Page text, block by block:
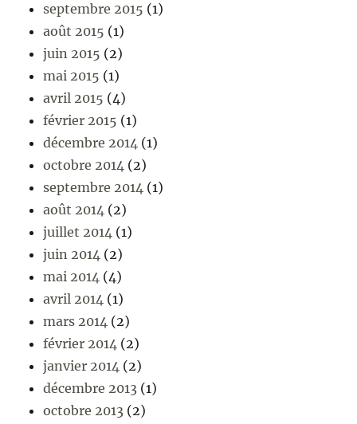
septembre 2015 (1)
août 2015 (1)
juin 2015 (2)
mai 2015 (1)
avril 2015 (4)
février 2015 (1)
décembre 2014 (1)
octobre 2014 (2)
septembre 2014 (1)
août 2014 (2)
juillet 2014 (1)
juin 2014 (2)
mai 2014 (4)
avril 2014 (1)
mars 2014 (2)
février 2014 (2)
janvier 2014 (2)
décembre 2013 (1)
octobre 2013 (2)